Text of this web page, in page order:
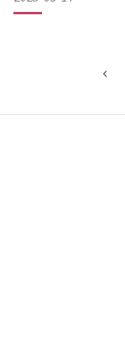
適合自己膚質與需求